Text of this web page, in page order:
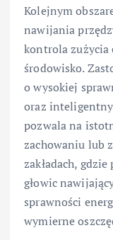
Kolejnym
nawijania
kontrola zużycia
środowisko.
o wysokiej
oraz
pozwala na
zachowaniu lub
zakładach,
głowic
sprawności
wymierne